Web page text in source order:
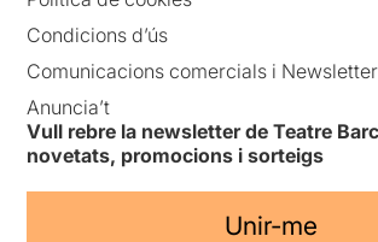
Condicions d’ús
Comunicacions comercials i Newsletter
Anuncia’t
Vull rebre la newsletter de Teatre
novetats, promocions i sorteigs
Unir-me